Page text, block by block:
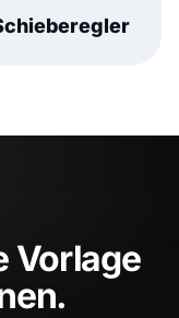
Vorlage